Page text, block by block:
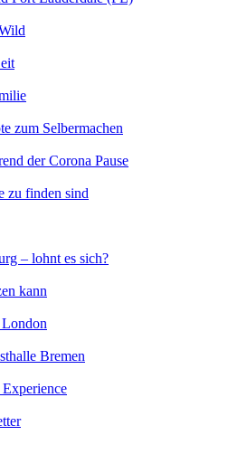
zum Selbermachen
der Corona Pause
zu finden sind
– lohnt es sich?
kann
Bremen